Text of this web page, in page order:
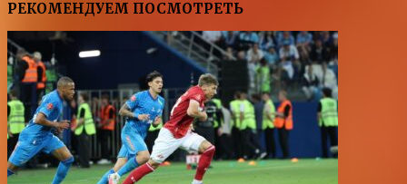
РЕКОМЕНДУЕМ ПОСМОТРЕТЬ